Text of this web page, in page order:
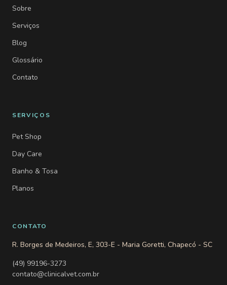
Sobre
Serviços
Blog
Glossário
Contato
SERVIÇOS
Pet Shop
Day Care
Banho & Tosa
Planos
CONTATO
R. Borges de Medeiros, E, 303-E - Maria Goretti, Chapecó - SC
(49) 99196-3273
contato@clinicalvet.com.br